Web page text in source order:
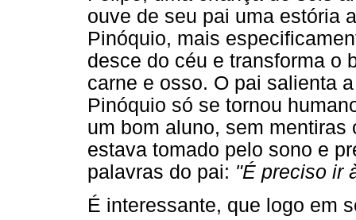
ouve de seu pai uma estória
Pinóquio, mais
desce do céu e transforma o
carne e osso. O pai salienta
Pinóquio só se tornou
um bom aluno, sem
estava tomado pelo sono e
palavras do pai: "É preciso ir
É interessante, que logo em